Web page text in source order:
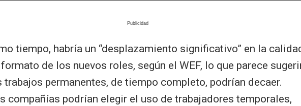
tiempo, habría un “desplazamiento significativo” en la
de los nuevos roles, según el WEF, lo que parece
trabajos permanentes, de tiempo completo, podrían decaer.
compañías podrían elegir el uso de trabajadores temporales,